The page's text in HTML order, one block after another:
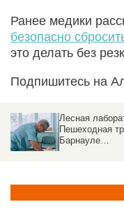
Ранее медики
безопасно
это делать без
Подпишитесь на
Лесная
Пешеходная
Барнауле